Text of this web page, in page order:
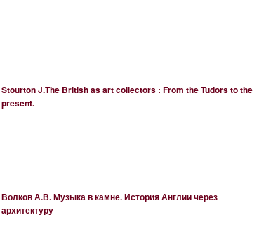
Stourton J.The British as art collectors : From the Tudors to the
present.
Волков А.В. Музыка в камне. История Англии через
архитектуру